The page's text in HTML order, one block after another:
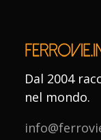
Dal 2004
nel mondo.